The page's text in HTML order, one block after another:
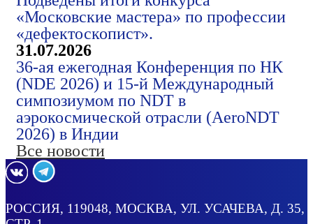
«Московские мастера» по профессии
«дефектоскопист».
31.07.2026
36-ая ежегодная Конференция по НК
(NDE 2026) и 15-й Международный
симпозиумом по NDT в
аэрокосмической отрасли (AeroNDT
2026) в Индии
Все новости
РОССИЯ, 119048, МОСКВА, УЛ. УСАЧЕВА, Д. 35,